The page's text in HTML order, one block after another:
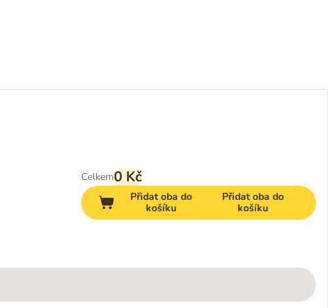
Celkem0 Kč
Přidat oba do
košíku
Přidat oba do
košíku